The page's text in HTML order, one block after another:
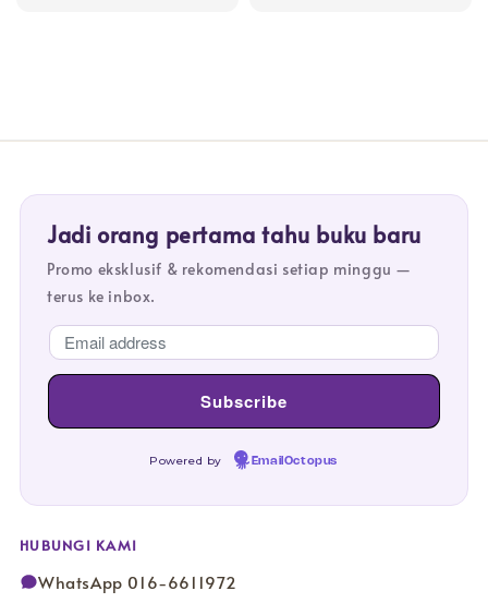
Jadi orang pertama tahu buku baru
Promo eksklusif & rekomendasi setiap minggu —
terus ke inbox.
Powered by EmailOctopus
HUBUNGI KAMI
WhatsApp 016-6611972